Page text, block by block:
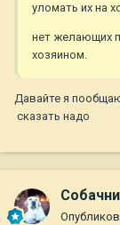
уломать их на
нет желающих
хозяином.
Давайте я
сказать надо